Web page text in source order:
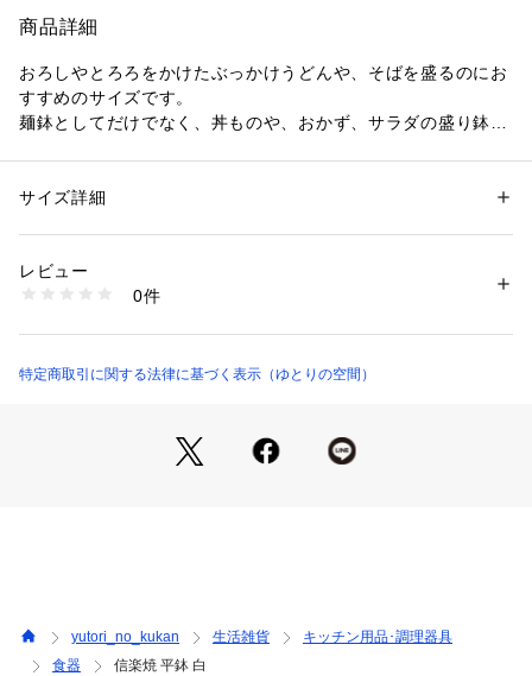
商品詳細
おろしやとろろをかけたぶっかけうどんや、そばを盛るのにお
すすめのサイズです。
麺鉢としてだけでなく、丼ものや、おかず、サラダの盛り鉢に
の表情に違いがあるのも魅力です。
の味わいとしてお楽しみください。
※商品の特性上、表面に細かい穴や黒点がある場合がございま
ますが、予めご了承ください。記載サイズは目安となります。
※商品画像は、光の当たり具合やパソコンなどの閲覧環境によ
性別：レディース
素材：陶器（信楽焼）
洗濯：食洗機〇
※詳しい洗濯方法については、商品の品質表示タグをご覧ください
K25A001081010 （ショップ）
サイズ詳細
レビュー
0件
特定商取引に関する法律に基づく表示（ゆとりの空間）
yutori_no_kukan 生活雑貨
キッチン用品･調理器具
食器
信楽焼 平鉢 白